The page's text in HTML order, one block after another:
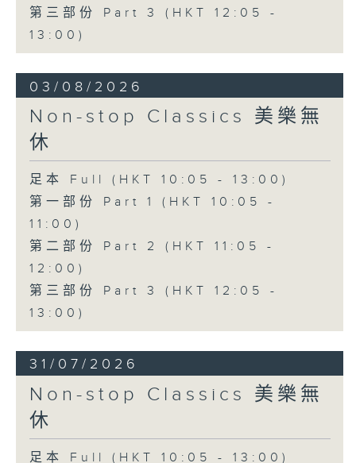
第三部份 Part 3 (HKT 12:05 -
13:00)
03/08/2026
Non-stop Classics 美樂無
休
足本 Full (HKT 10:05 - 13:00)
第一部份 Part 1 (HKT 10:05 -
11:00)
第二部份 Part 2 (HKT 11:05 -
12:00)
第三部份 Part 3 (HKT 12:05 -
13:00)
31/07/2026
Non-stop Classics 美樂無
休
足本 Full (HKT 10:05 - 13:00)